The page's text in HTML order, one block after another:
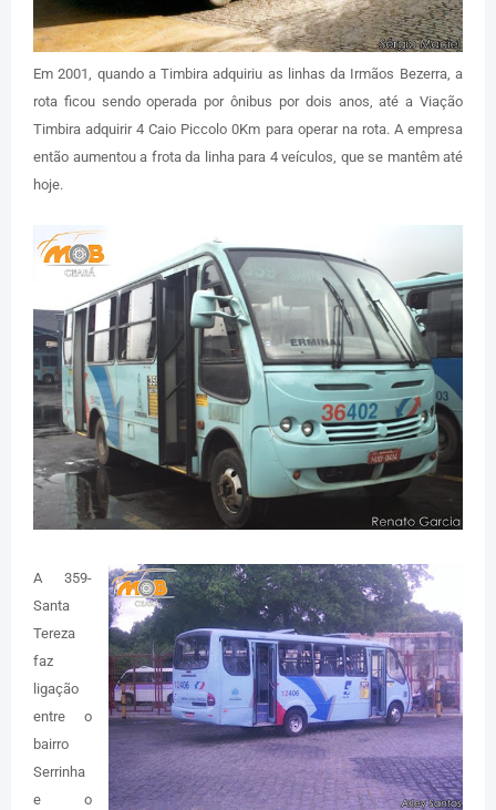
Em 2001, quando a Timbira adquiriu as linhas da Irmãos Bezerra, a
rota ficou sendo operada por ônibus por dois anos, até a Viação
Timbira adquirir 4 Caio Piccolo 0Km para operar na rota. A empresa
então aumentou a frota da linha para 4 veículos, que se mantêm até
hoje.
A 359-
Santa
Tereza
faz
ligação
entre o
bairro
Serrinha
e o